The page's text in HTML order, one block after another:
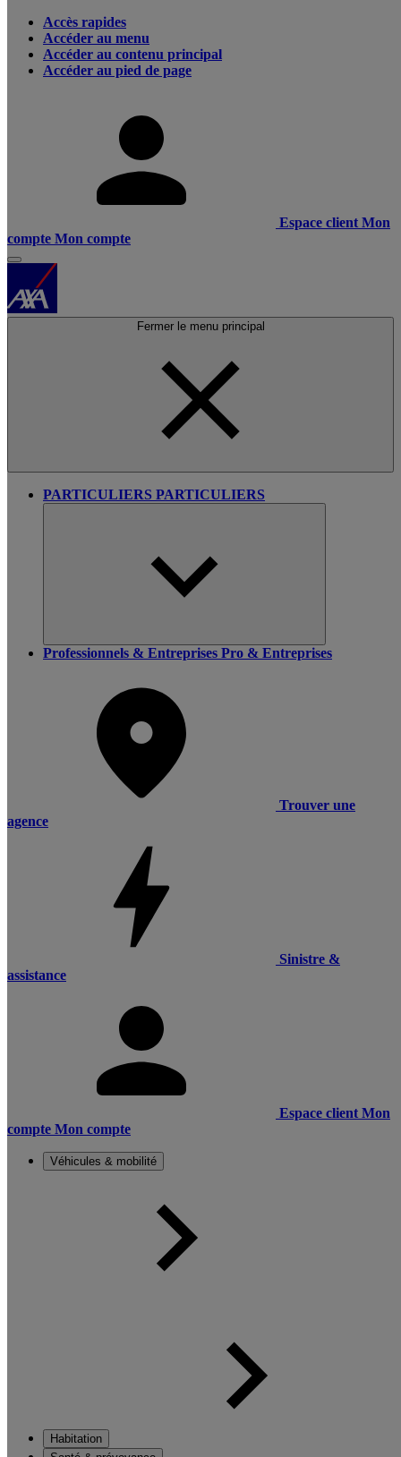
Accès rapides
Accéder au menu
Accéder au contenu principal
Accéder au pied de page
Espace client Mon
compte Mon compte
Fermer le menu principal
PARTICULIERS PARTICULIERS
Professionnels & Entreprises Pro & Entreprises
Trouver une
agence
Sinistre &
assistance
Espace client Mon
compte Mon compte
Véhicules & mobilité
Habitation